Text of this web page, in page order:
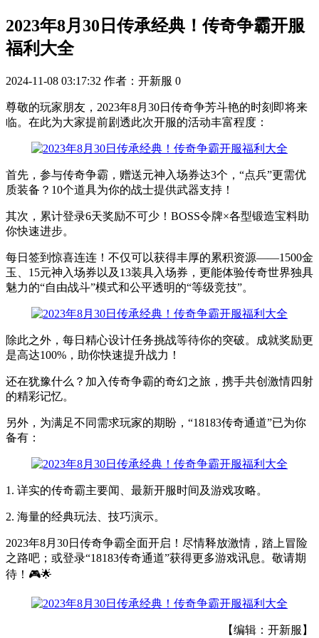
2023年8月30日传承经典！传奇争霸开服
福利大全
2024-11-08 03:17:32 作者：开新服 0
尊敬的玩家朋友，2023年8月30日传奇争芳斗艳的时刻即将来
临。在此为大家提前剧透此次开服的活动丰富程度：
首先，参与传奇争霸，赠送元神入场券达3个，“点兵”更需优
质装备？10个道具为你的战士提供武器支持！
其次，累计登录6天奖励不可少！BOSS令牌×各型锻造宝料助
你快速进步。
每日签到惊喜连连！不仅可以获得丰厚的累积资源——1500金
玉、15元神入场券以及13装具入场券，更能体验传奇世界独具
魅力的“自由战斗”模式和公平透明的“等级竞技”。
除此之外，每日精心设计任务挑战等待你的突破。成就奖励更
是高达100%，助你快速提升战力！
还在犹豫什么？加入传奇争霸的奇幻之旅，携手共创激情四射
的精彩记忆。
另外，为满足不同需求玩家的期盼，“18183传奇通道”已为你
备有：
1. 详实的传奇霸主要闻、最新开服时间及游戏攻略。
2. 海量的经典玩法、技巧演示。
2023年8月30日传奇争霸全面开启！尽情释放激情，踏上冒险
之路吧；或登录“18183传奇通道”获得更多游戏讯息。敬请期
待！🎮🌟
【编辑：开新服】